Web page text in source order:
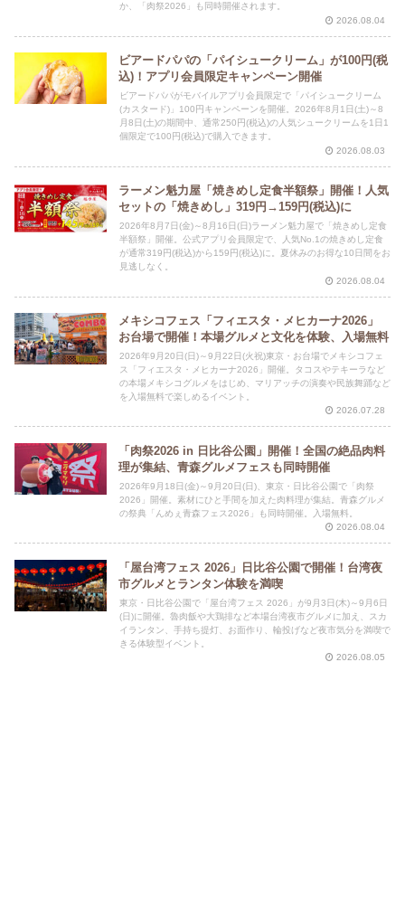
か、「肉祭2026」も同時開催されます。
2026.08.04
ビアードパパの「パイシュークリーム」が100円(税
込)！アプリ会員限定キャンペーン開催
ビアードパパがモバイルアプリ会員限定で「パイシュークリーム
(カスタード)」100円キャンペーンを開催。2026年8月1日(土)～8
月8日(土)の期間中、通常250円(税込)の人気シュークリームを1日1
個限定で100円(税込)で購入できます。
2026.08.03
ラーメン魁力屋「焼きめし定食半額祭」開催！人気
セットの「焼きめし」319円→159円(税込)に
2026年8月7日(金)～8月16日(日)ラーメン魁力屋で「焼きめし定食
半額祭」開催。公式アプリ会員限定で、人気No.1の焼きめし定食
が通常319円(税込)から159円(税込)に。夏休みのお得な10日間をお
見逃しなく。
2026.08.04
メキシコフェス「フィエスタ・メヒカーナ2026」
お台場で開催！本場グルメと文化を体験、入場無料
2026年9月20日(日)～9月22日(火祝)東京・お台場でメキシコフェ
ス「フィエスタ・メヒカーナ2026」開催。タコスやテキーラなど
の本場メキシコグルメをはじめ、マリアッチの演奏や民族舞踊など
を入場無料で楽しめるイベント。
2026.07.28
「肉祭2026 in 日比谷公園」開催！全国の絶品肉料
理が集結、青森グルメフェスも同時開催
2026年9月18日(金)～9月20日(日)、東京・日比谷公園で「肉祭
2026」開催。素材にひと手間を加えた肉料理が集結。青森グルメ
の祭典「んめぇ青森フェス2026」も同時開催。入場無料。
2026.08.04
「屋台湾フェス 2026」日比谷公園で開催！台湾夜
市グルメとランタン体験を満喫
東京・日比谷公園で「屋台湾フェス 2026」が9月3日(木)～9月6日
(日)に開催。魯肉飯や大鶏排など本場台湾夜市グルメに加え、スカ
イランタン、手持ち提灯、お面作り、輪投げなど夜市気分を満喫で
きる体験型イベント。
2026.08.05